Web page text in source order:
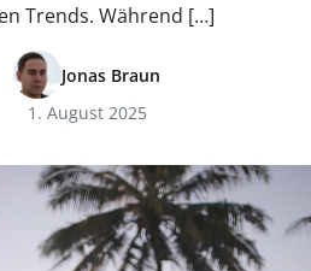
Trends. Während […]
Jonas Braun
1. August 2025